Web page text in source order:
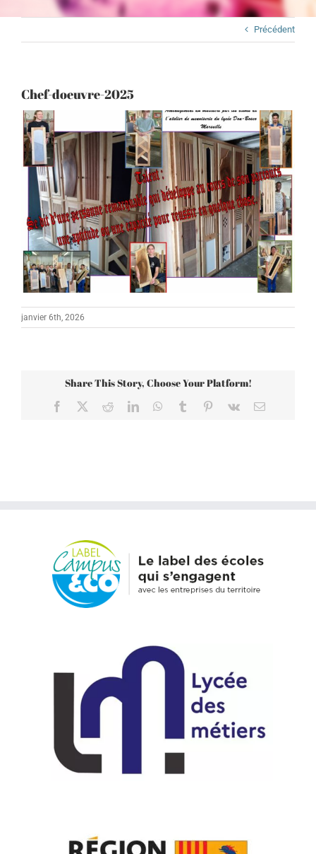
Précédent
Chef-doeuvre-2025
janvier 6th, 2026
Share This Story, Choose Your Platform!
Facebook RedditLinkedInWhatsApp
Tumblr Pinterest
Vk Email